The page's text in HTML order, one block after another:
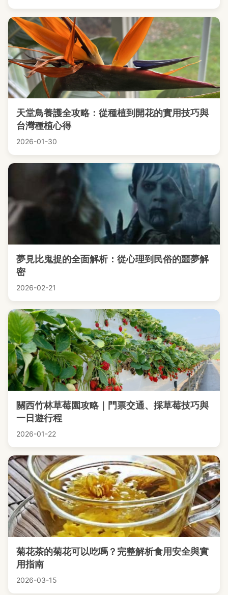
天堂鳥養護全攻略：從種植到開花的實用技巧與
台灣種植心得
2026-01-30
夢見比鬼捉的全面解析：從心理到民俗的噩夢解
密
2026-02-21
關西竹林草莓園攻略｜門票交通、採草莓技巧與
一日遊行程
2026-01-22
菊花茶的菊花可以吃嗎？完整解析食用安全與實
用指南
2026-03-15